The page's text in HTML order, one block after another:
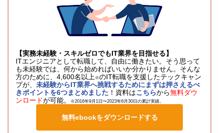
【実務未経験・スキルゼロでもIT業界を目指せる】
ITエンジニアとして転職して、自由に働きたい。そう思って
も未経験では、何から始めればいいか分かりません。そんな
方のために、4,600名以上 ※のIT転職を支援したテックキャン
プが、 未経験からIT業界へ挑戦するためにまずは押さえるべ
きポイントを6つまとめました ！資料はこちらから無料ダウ
ンロードが可能。 ※2016年9月1日〜2023年6月30日の累計実績。
無料ebookをダウンロードする